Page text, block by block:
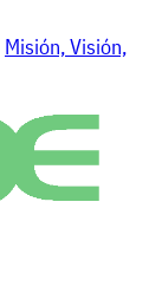
Misión, Visión,